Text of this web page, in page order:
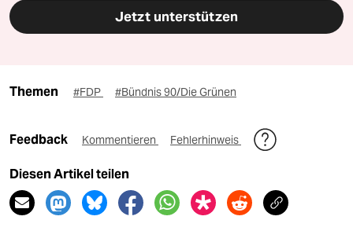
Jetzt unterstützen
Themen #FDP #Bündnis 90/Die Grünen
Feedback Kommentieren Fehlerhinweis
Diesen Artikel teilen